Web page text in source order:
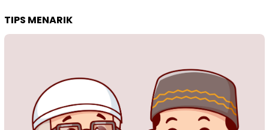
TIPS MENARIK